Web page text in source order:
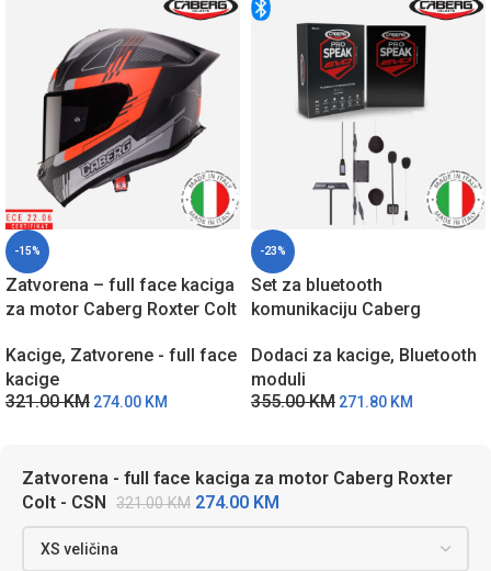
-15%
Zatvorena – full face kaciga
za motor Caberg Roxter Colt
Kacige, Zatvorene - full face
kacige
321.00KM 274.00 KM
-23%
Set za bluetooth
komunikaciju Caberg
Dodaci za kacige, Bluetooth
moduli
355.00KM 271.80 KM
Zatvorena - full face kaciga za motor Caberg Roxter
Colt - CSN
321.00KM 274.00 KM